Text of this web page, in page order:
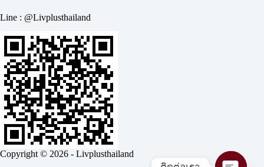
Line : @Livplusthailand
Copyright © 2026 - Livplusthailand